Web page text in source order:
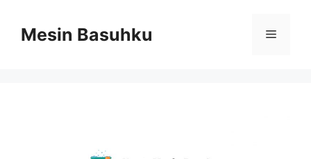
contentMesin Basuhku Menu